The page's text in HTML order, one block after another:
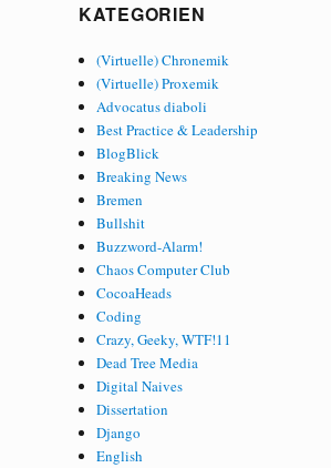
KATEGORIEN
(Virtuelle) Chronemik
(Virtuelle) Proxemik
Advocatus diaboli
Best Practice & Leadership
BlogBlick
Breaking News
Bremen
Bullshit
Buzzword-Alarm!
Chaos Computer Club
CocoaHeads
Coding
Crazy, Geeky, WTF!11
Dead Tree Media
Digital Naives
Dissertation
Django
English